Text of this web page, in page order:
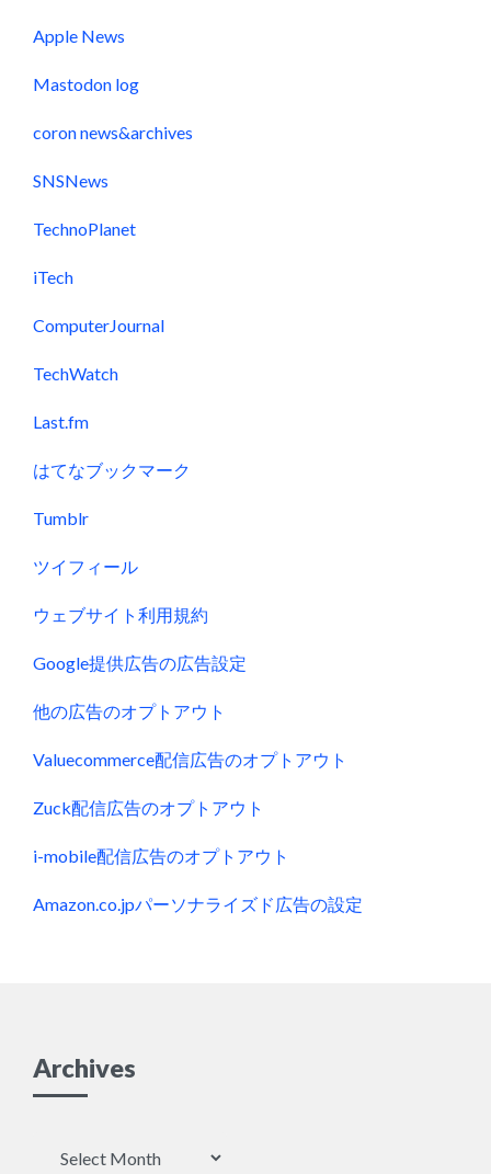
Apple News
Mastodon log
coron news&archives
SNSNews
TechnoPlanet
iTech
ComputerJournal
TechWatch
Last.fm
はてなブックマーク
Tumblr
ツイフィール
ウェブサイト利用規約
Google提供広告の広告設定
他の広告のオプトアウト
Valuecommerce配信広告のオプトアウト
Zuck配信広告のオプトアウト
i-mobile配信広告のオプトアウト
Amazon.co.jpパーソナライズド広告の設定
Archives